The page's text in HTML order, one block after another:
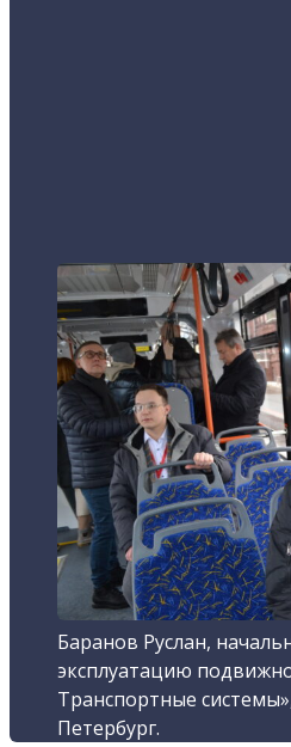
Баранов Руслан,
эксплуатацию
Транспортные
Петербург.